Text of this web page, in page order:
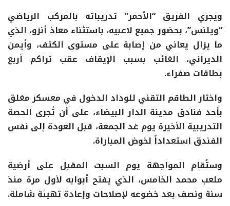
ويجري الفريق “الأحمر” تدريباته بالمركب الرياضي
“ويلنس”، بحضور جميع لاعبيه، باستثناء معاذ أنزو، الذي
ما يزال يعاني من إصابة على مستوى الكتف، وأيمن
الديراني، الغائب بسبب الإيقاف عقب تراكم أربع
بطاقات صفراء.
واختار الطاقم التقني للوداد الدخول في معسكر مغلق
بأحد فنادق مدينة الدار البيضاء، على أن تُجرى الحصة
التدريبية الأخيرة يوم غد الجمعة، قبل العودة إلى نفس
الفندق استعداداً لخوض المباراة.
وستُقام المواجهة يوم السبت المقبل على أرضية
ملعب محمد الخامس، الذي يفتح أبوابه لأول مرة منذ
سنة ونصف بعد خضوعه لإصلاحات وإعادة تهيئة شاملة.